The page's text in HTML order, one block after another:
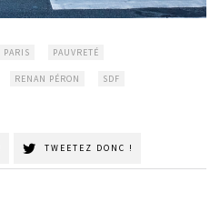
PARIS PAUVRETÉ
RENAN PÉRON SDF
TWEETEZ DONC !